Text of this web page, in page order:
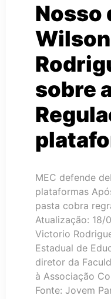
Nosso
sobre
MEC defende
plataformas
pasta cobra
Atualização: 18/
Victorio
Estadual de
diretor da
à Associação
Fonte: Jovem